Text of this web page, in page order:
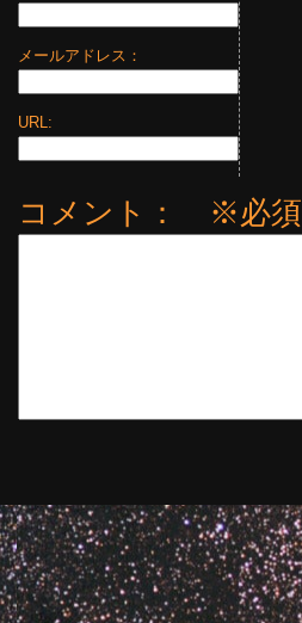
メールアドレス：
URL:
コメント： ※必須